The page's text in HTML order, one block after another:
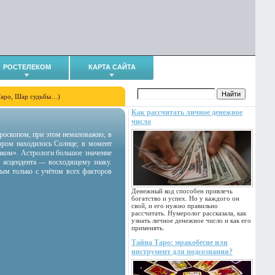
РОСТЕЛЕКОМ КАРТА САЙТА
Шар судьбы…)
Как рассчитать личное денежное
число
Денежный код способен привлечь
богатство и успех. Но у каждого он
свой, и его нужно правильно
рассчитать. Нумеролог рассказала, как
узнать личное денежное число и как его
применять.
Тайна Таро: мракобесие или
инструмент для подсознания?
при этом немаловажно, в
находилось Солнце, в момент
Астрологи большое значение
— восходящему знаку.
только с учётом всех факторов